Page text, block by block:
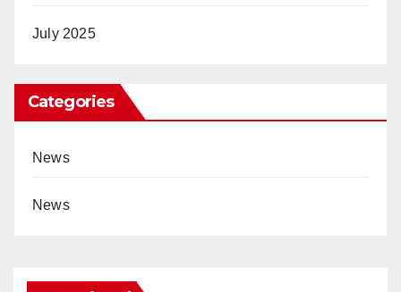
July 2025
Categories
News
News